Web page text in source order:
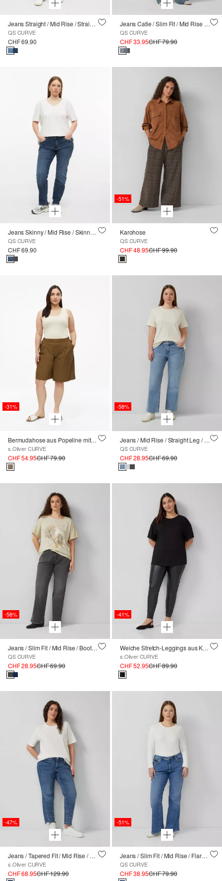
Jeans Straight / Mid Rise / Straight Leg
QS CURVE
CHF 69.90
Jeans Catie / Slim Fit / Mid Rise / Wide Leg
QS CURVE
CHF 33.95CHF 79.90
Jeans Skinny / Mid Rise / Skinny Leg
QS CURVE
CHF 69.90
-51%
Karohose
QS CURVE
CHF 48.95CHF 99.90
-31%
Bermudahose aus Popeline mit Falten
s.Oliver CURVE
CHF 54.95CHF 79.90
-58%
Jeans / Mid Rise / Straight Leg / Cropped
QS CURVE
CHF 28.95CHF 69.90
-58%
Jeans / Slim Fit / Mid Rise / Bootcut Leg
QS CURVE
CHF 28.95CHF 69.90
-41%
Weiche Stretch-Leggings aus Kunstleder
s.Oliver CURVE
CHF 52.95CHF 89.90
-47%
Jeans / Tapered Fit / Mid Rise / mit Perlendetails
s.Oliver CURVE
CHF 68.95CHF 129.90
-51%
Jeans / Slim Fit / Mid Rise / Flared Leg
QS CURVE
CHF 38.95CHF 79.90